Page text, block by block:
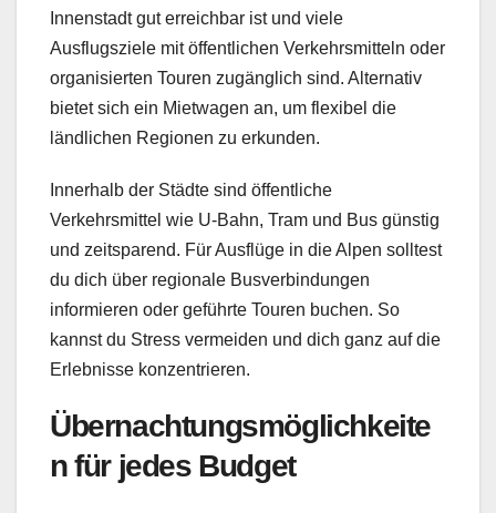
Innenstadt gut erreichbar ist und viele
Ausflugsziele mit öffentlichen Verkehrsmitteln oder
organisierten Touren zugänglich sind. Alternativ
bietet sich ein Mietwagen an, um flexibel die
ländlichen Regionen zu erkunden.
Innerhalb der Städte sind öffentliche
Verkehrsmittel wie U-Bahn, Tram und Bus günstig
und zeitsparend. Für Ausflüge in die Alpen solltest
du dich über regionale Busverbindungen
informieren oder geführte Touren buchen. So
kannst du Stress vermeiden und dich ganz auf die
Erlebnisse konzentrieren.
Übernachtungsmöglichkeite
n für jedes Budget